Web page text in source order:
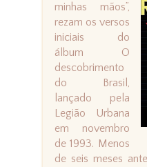
minhas mãos”,
rezam os versos
iniciais do
álbum O
descobrimento
do Brasil,
lançado pela
Legião Urbana
em novembro
de 1993. Menos
de seis meses